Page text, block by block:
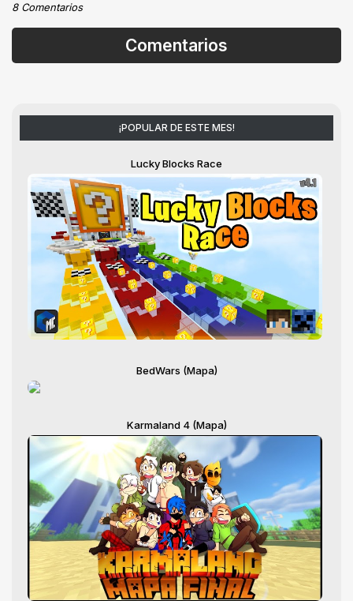
8 Comentarios
Comentarios
¡POPULAR DE ESTE MES!
Lucky Blocks Race
BedWars (Mapa)
Karmaland 4 (Mapa)